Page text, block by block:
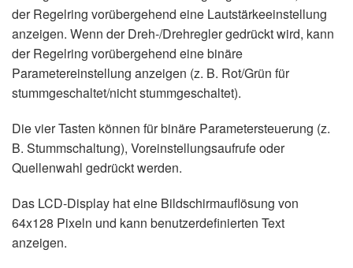
der Regelring vorübergehend eine Lautstärkeeinstellung
anzeigen. Wenn der Dreh-/Drehregler gedrückt wird, kann
der Regelring vorübergehend eine binäre
Parametereinstellung anzeigen (z. B. Rot/Grün für
stummgeschaltet/nicht stummgeschaltet).
Die vier Tasten können für binäre Parametersteuerung (z.
B. Stummschaltung), Voreinstellungsaufrufe oder
Quellenwahl gedrückt werden.
Das LCD-Display hat eine Bildschirmauflösung von
64x128 Pixeln und kann benutzerdefinierten Text
anzeigen.